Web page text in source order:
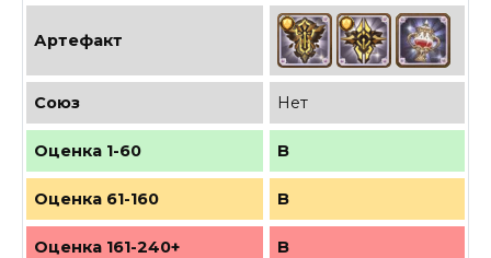
Артефакт
Союз Нет
Оценка 1-60 B
Оценка 61-160 B
Оценка 161-240+ B